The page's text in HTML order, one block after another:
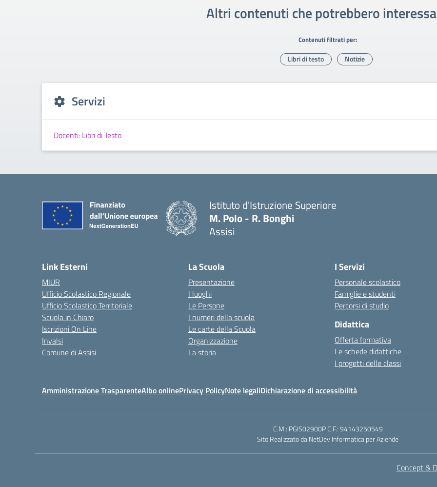
Altri contenuti che potrebbero
Contenuti filtrati per:
Libri di testo Notizie
Servizi
Docenti: Libri di Testo
Istituto d'Istruzione Superiore
M. Polo - R. Bonghi
Assisi
Link Esterni
MIUR
Ufficio Scolastico Regionale
Ufficio Scolastico Territoriale
Scuola in Chiaro
Iscrizioni On Line
Invalsi
Comune di Assisi
La Scuola
Presentazione
I luoghi
Le Persone
I numeri della scuola
Le carte della Scuola
Organizzazione
La storia
I Servizi
Personale scolastico
Famiglie e studenti
Percorsi di studio
Didattica
Offerta formativa
Le schede didattiche
I progetti delle classi
Amministrazione TrasparenteAlbo onlinePrivacy PolicyNote legaliDichiarazione di accessibilità
C.M.: PGIS02900P C.F.: 94143250549
Sito Realizzato da NetDev Informatica per Aziende
Concept &